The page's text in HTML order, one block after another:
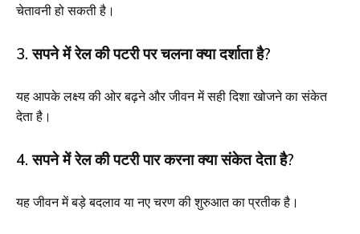
चेतावनी हो सकती है।
3. सपने में रेल की पटरी पर चलना क्या दर्शाता है?
यह आपके लक्ष्य की ओर बढ़ने और जीवन में सही दिशा खोजने का संकेत
देता है।
4. सपने में रेल की पटरी पार करना क्या संकेत देता है?
यह जीवन में बड़े बदलाव या नए चरण की शुरुआत का प्रतीक है।